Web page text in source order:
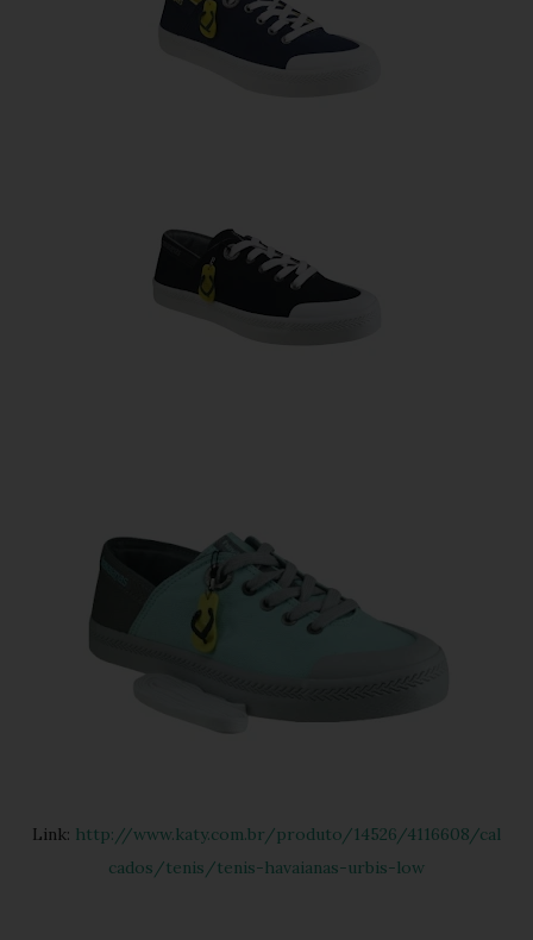
Link: http://www.katy.com.br/produto/14526/4116608/cal
cados/tenis/tenis-havaianas-urbis-low